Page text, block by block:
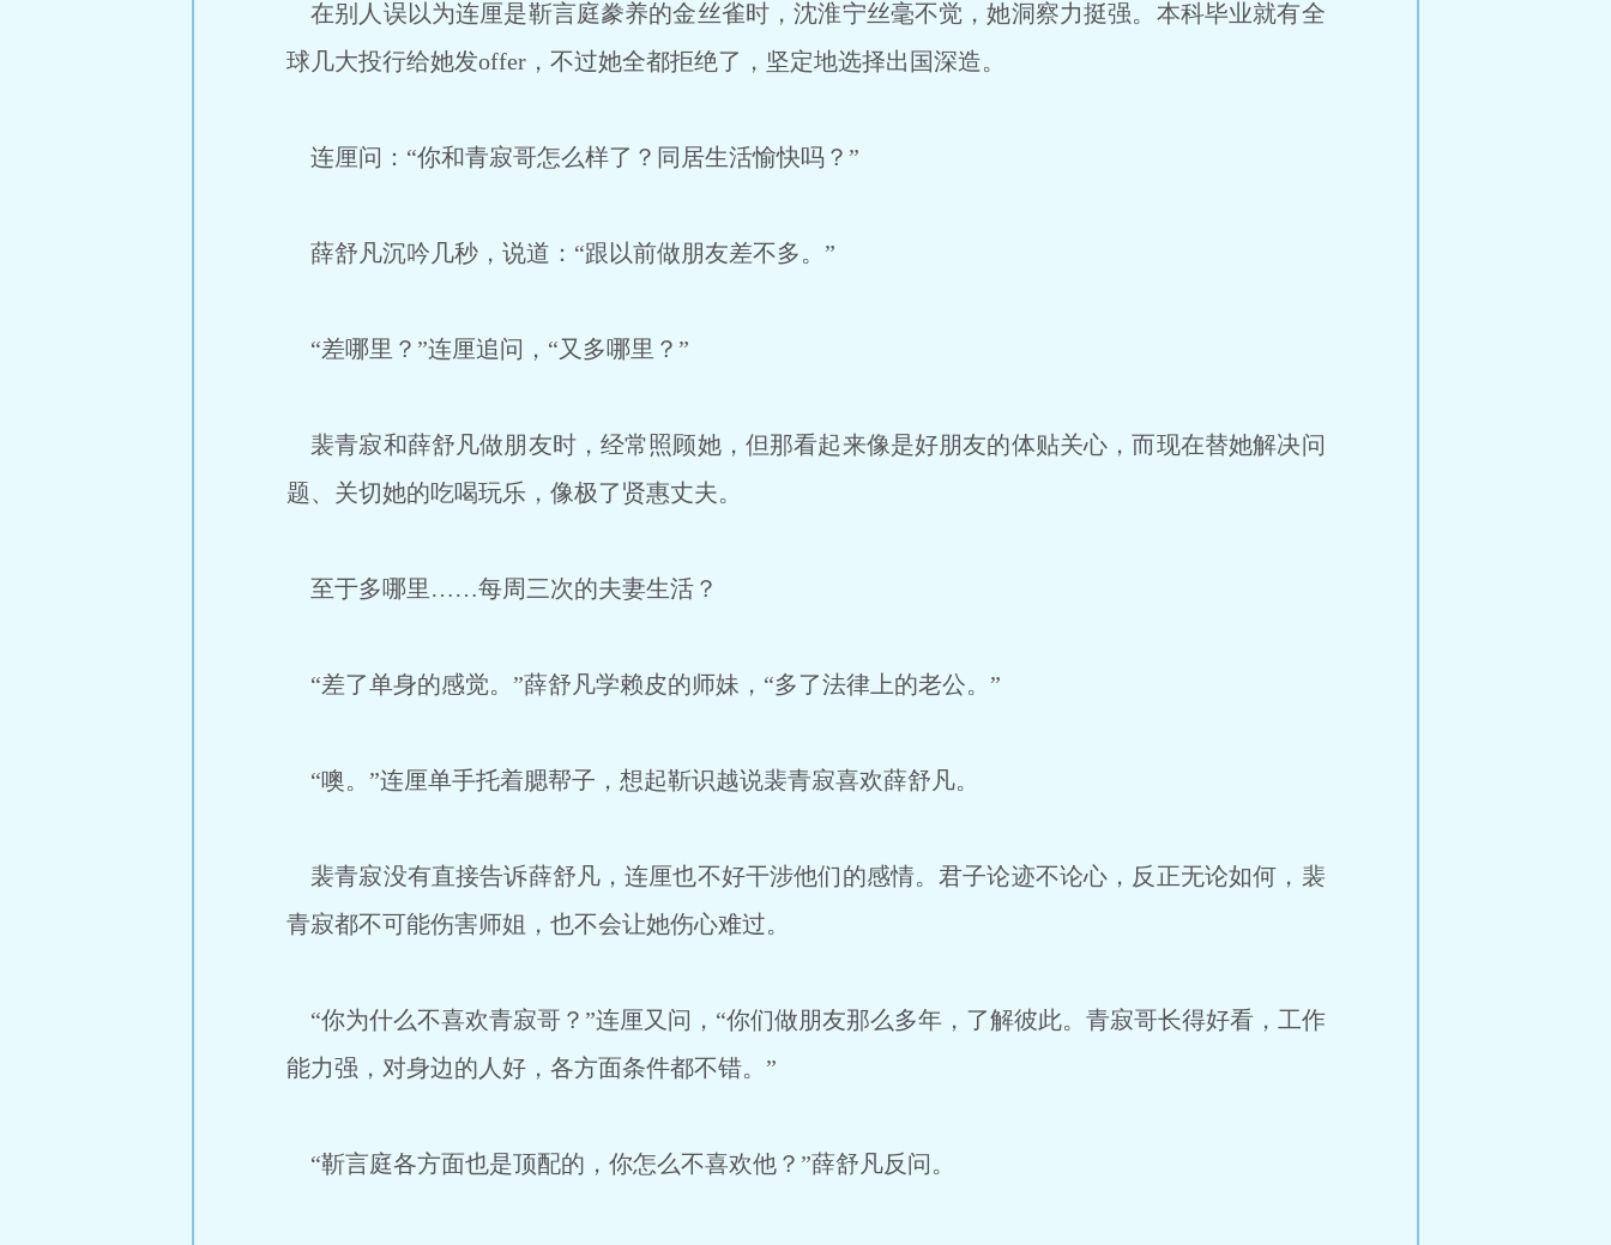
在别人误以为连厘是靳言庭豢养的金丝雀时，沈淮宁丝毫不觉，她洞察力挺强。本科毕业就有全
球几大投行给她发offer，不过她全都拒绝了，坚定地选择出国深造。
连厘问：“你和青寂哥怎么样了？同居生活愉快吗？”
薛舒凡沉吟几秒，说道：“跟以前做朋友差不多。”
“差哪里？”连厘追问，“又多哪里？”
裴青寂和薛舒凡做朋友时，经常照顾她，但那看起来像是好朋友的体贴关心，而现在替她解决问
题、关切她的吃喝玩乐，像极了贤惠丈夫。
至于多哪里……每周三次的夫妻生活？
“差了单身的感觉。”薛舒凡学赖皮的师妹，“多了法律上的老公。”
“噢。”连厘单手托着腮帮子，想起靳识越说裴青寂喜欢薛舒凡。
裴青寂没有直接告诉薛舒凡，连厘也不好干涉他们的感情。君子论迹不论心，反正无论如何，裴
青寂都不可能伤害师姐，也不会让她伤心难过。
“你为什么不喜欢青寂哥？”连厘又问，“你们做朋友那么多年，了解彼此。青寂哥长得好看，工作
能力强，对身边的人好，各方面条件都不错。”
“靳言庭各方面也是顶配的，你怎么不喜欢他？”薛舒凡反问。